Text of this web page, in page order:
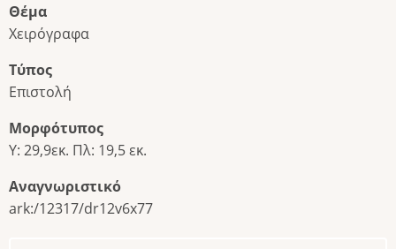
Θέμα
Χειρόγραφα
Τύπος
Επιστολή
Μορφότυπος
Υ: 29,9εκ. Πλ: 19,5 εκ.
Αναγνωριστικό
ark:/12317/dr12v6x77